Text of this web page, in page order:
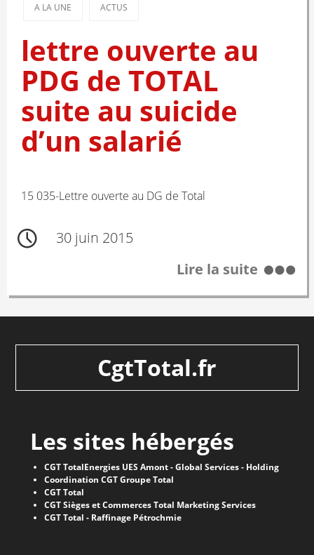
A LA UNE ACTUS
lettre ouverte au
PDG de TOTAL
suite au suicide
d’un salarié
15 035-Lettre ouverte au DG de Total
30 juin 2015
Lire la suite
CgtTotal.fr
Les sites hébergés
CGT TotalEnergies UES Amont - Global Services - Holding
Coordination CGT Groupe Total
CGT Total
CGT Sièges et Commerces Total Marketing Services
CGT Total - Raffinage Pétrochmie